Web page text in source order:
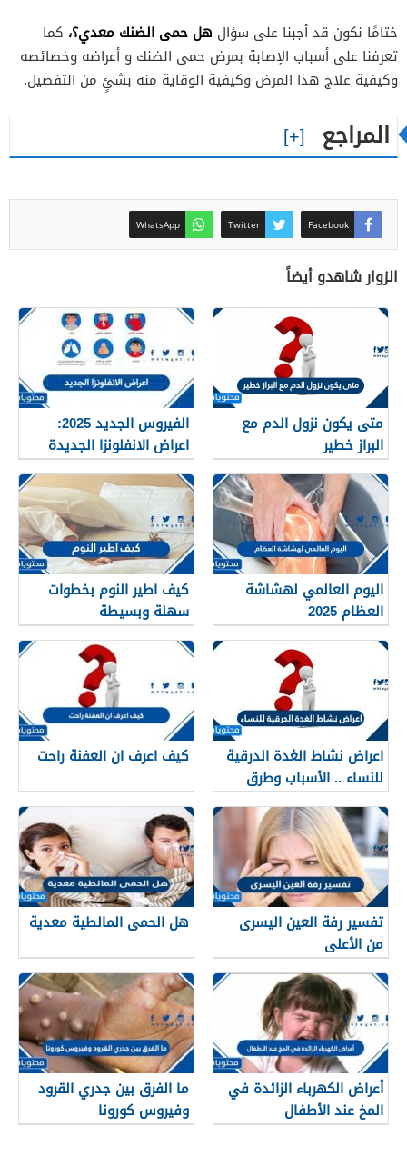
ختامًا نكون قد أجبنا على سؤال هل حمى الضنك معدي؟، كما
تعرفنا على أسباب الإصابة بمرض حمى الضنك و أعراضه وخصائصه
وكيفية علاج هذا المرض وكيفية الوقاية منه بشئٍ من التفصيل.
المراجع
Facebook
Twitter
WhatsApp
الزوار شاهدو أيضاً
متى يكون نزول الدم مع
البراز خطير
الفيروس الجديد 2025:
اعراض الانفلونزا الجديدة
وطرق العلاج
اليوم العالمي لهشاشة
العظام 2025
كيف اطير النوم بخطوات
سهلة وبسيطة
اعراض نشاط الغدة الدرقية
للنساء .. الأسباب وطرق
العلاج
كيف اعرف ان العفنة راحت
تفسير رفة العين اليسرى
من الأعلى
هل الحمى المالطية معدية
أعراض الكهرباء الزائدة في
المخ عند الأطفال
ما الفرق بين جدري القرود
وفيروس كورونا